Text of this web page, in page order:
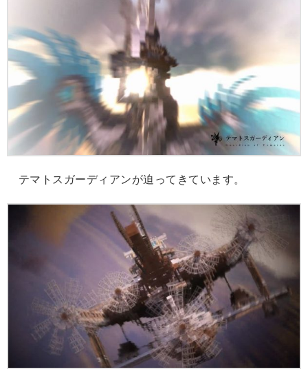
テマトスガーディアンが迫ってきています。